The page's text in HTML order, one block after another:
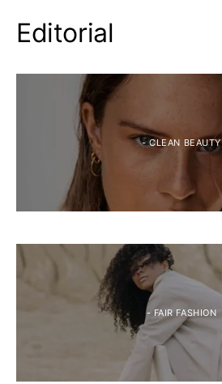
Editorial
- CLEAN BEAUTY
- FAIR FASHION